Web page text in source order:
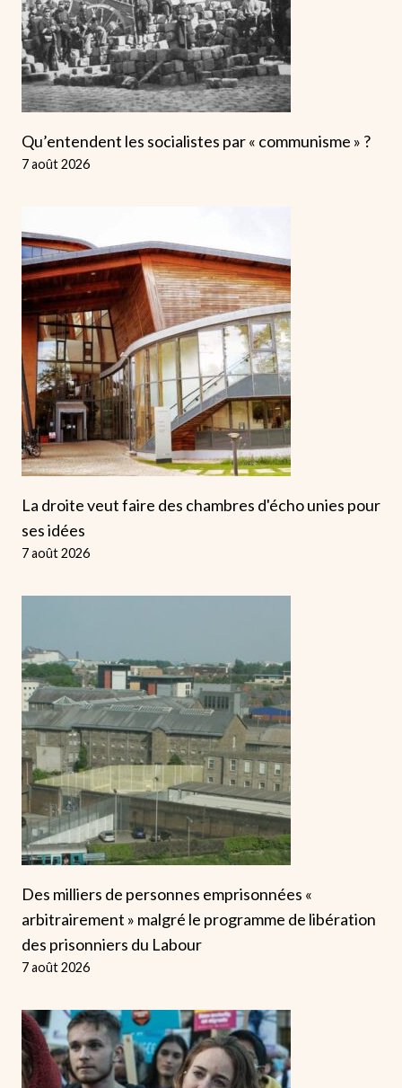
Qu’entendent les socialistes par « communisme » ?
7 août 2026
La droite veut faire des chambres d'écho unies pour
ses idées
7 août 2026
Des milliers de personnes emprisonnées «
arbitrairement » malgré le programme de libération
des prisonniers du Labour
7 août 2026